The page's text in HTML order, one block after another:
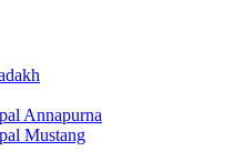
Annapurna
Mustang